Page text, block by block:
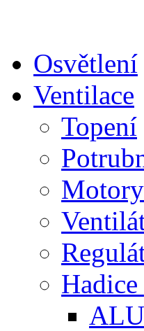
Osvětlení
Ventilace
Topení